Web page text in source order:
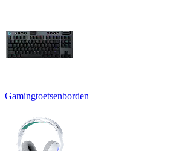
Gamingtoetsenborden